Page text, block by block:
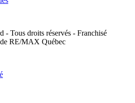
Tous droits réservés - Franchisé
RE/MAX Québec